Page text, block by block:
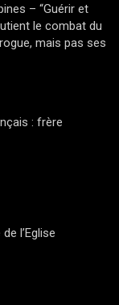
– “Guérir et
le combat du
mais pas ses
: frère
l’Eglise